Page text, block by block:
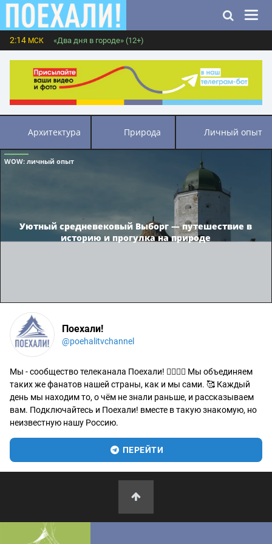
2:14 МСК «Два дня в городе» (12+)
архитектура природа личный опыт
WOW: личный опыт
Уютный средневековый Выборг — путешествие в
историю и прогулка на природе
Поехали!
@poehalitvchannel
Мы - сообщество телеканала Поехали! 🙋‍♂️🙋‍♀️ Мы объединяем
таких же фанатов нашей страны, как и мы сами. 🥰 Каждый
день мы находим то, о чём не знали раньше, и рассказываем
вам. Подключайтесь и Поехали! вместе в такую знакомую, но
неизвестную нашу Россию.
ПЕРЕЙТИ